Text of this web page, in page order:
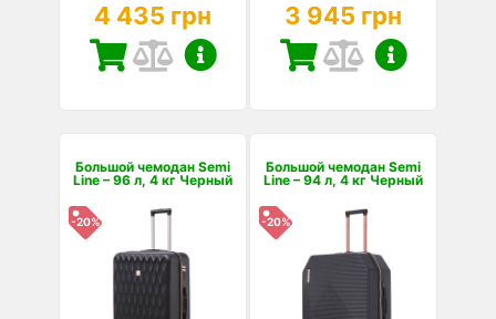
4 435 грн 3 945 грн
Большой чемодан Semi
Line – 96 л, 4 кг Черный
-20%
Большой чемодан Semi
Line – 94 л, 4 кг Черный
-20%